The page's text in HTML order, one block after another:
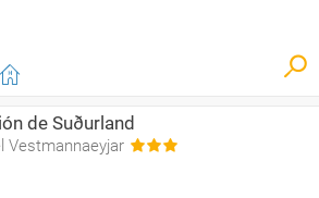
de Suðurland
Vestmannaeyjar